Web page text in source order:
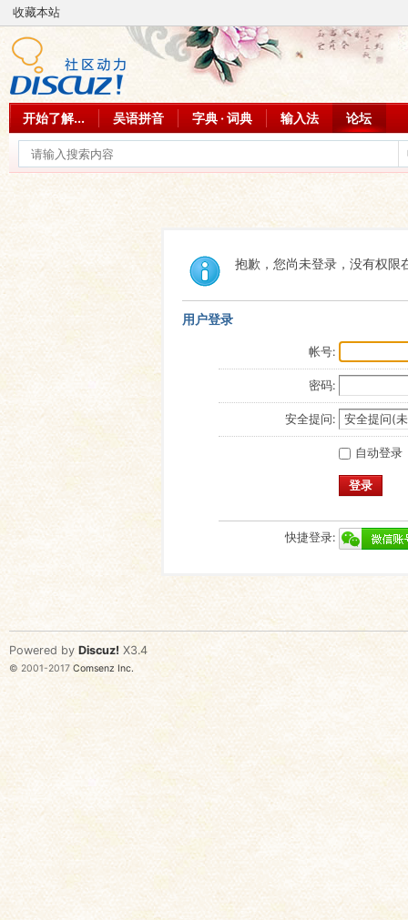
收藏本站
开始了解... 吴语拼音 字典 · 词典 输入法 论坛
抱歉，您尚未登录，没有权限
用户登录
帐号:
密码:
安全提问:
自动登录
登录
快捷登录:
Powered by Discuz! X3.4
© 2001-2017 Comsenz Inc.